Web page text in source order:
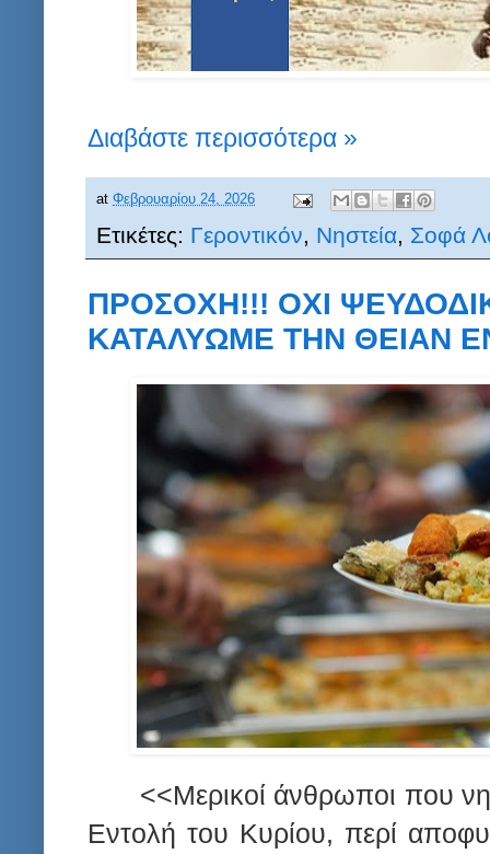
Διαβάστε περισσότερα »
at Φεβρουαρίου 24, 2026
Ετικέτες: Γεροντικόν, Νηστεία, Σοφά
ΠΡΟΣΟΧΗ!!! ΟΧΙ
ΚΑΤΑΛΥΩΜΕ ΤΗΝ ΘΕΙΑΝ
<<Με­ρι­κοί άν­θρω­ποι που
Εν­το­λή του Κυ­ρί­ου, περί